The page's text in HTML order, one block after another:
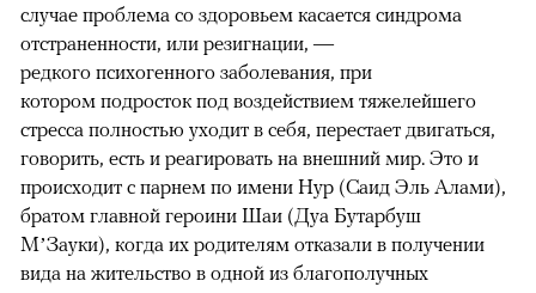
случае проблема со здоровьем касается синдрома
отстраненности, или резигнации, —
редкого психогенного заболевания, при
котором подросток под воздействием тяжелейшего
стресса полностью уходит в себя, перестает двигаться,
говорить, есть и реагировать на внешний мир. Это и
происходит с парнем по имени Нур (Саид Эль Алами),
братом главной героини Шаи (Дуа Бутарбуш
М’Зауки), когда их родителям отказали в получении
вида на жительство в одной из благополучных